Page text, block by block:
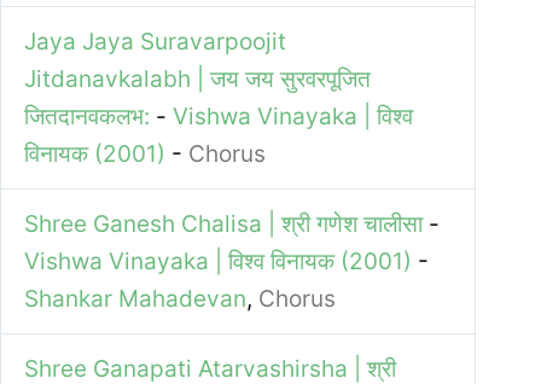
Jaya Jaya Suravarpoojit
Jitdanavkalabh | जय जय सुरवरपूजित
जितदानवकलभ: - Vishwa Vinayaka | विश्व
विनायक (2001) - Chorus
Shree Ganesh Chalisa | श्री गणेश चालीसा -
Vishwa Vinayaka | विश्व विनायक (2001) -
Shankar Mahadevan, Chorus
Shree Ganapati Atarvashirsha | श्री